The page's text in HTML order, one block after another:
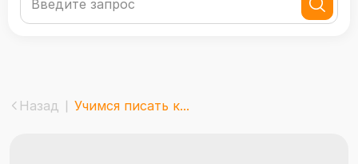
Назад Учимся писать к...